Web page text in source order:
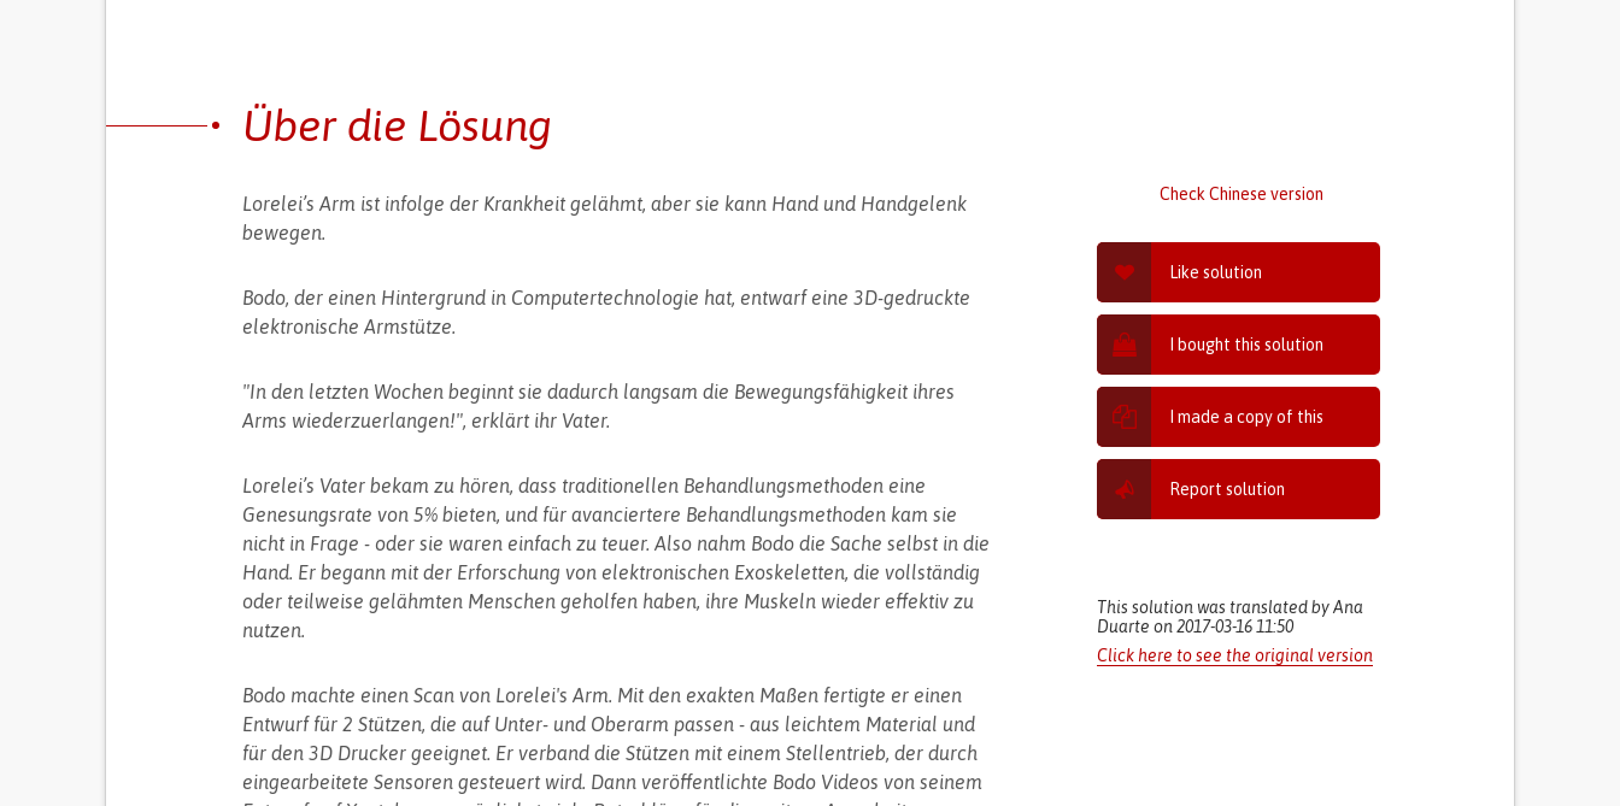
Check Chinese version
Like solution
I bought this solution
I made a copy of this
Report solution
This solution was translated by Ana
Duarte on 2017-03-16 11:50
Click here to see the original version
Über die Lösung
Lorelei’s Arm ist infolge der Krankheit gelähmt, aber sie kann Hand und Handgelenk
bewegen.
Bodo, der einen Hintergrund in Computertechnologie hat, entwarf eine 3D-gedruckte
elektronische Armstütze.
"In den letzten Wochen beginnt sie dadurch langsam die Bewegungsfähigkeit ihres
Arms wiederzuerlangen!", erklärt ihr Vater.
Lorelei’s Vater bekam zu hören, dass traditionellen Behandlungsmethoden eine
Genesungsrate von 5% bieten, und für avanciertere Behandlungsmethoden kam sie
nicht in Frage - oder sie waren einfach zu teuer. Also nahm Bodo die Sache selbst in die
Hand. Er begann mit der Erforschung von elektronischen Exoskeletten, die vollständig
oder teilweise gelähmten Menschen geholfen haben, ihre Muskeln wieder effektiv zu
nutzen.
Bodo machte einen Scan von Lorelei's Arm. Mit den exakten Maßen fertigte er einen
Entwurf für 2 Stützen, die auf Unter- und Oberarm passen - aus leichtem Material und
für den 3D Drucker geeignet. Er verband die Stützen mit einem Stellentrieb, der durch
eingearbeitete Sensoren gesteuert wird. Dann veröffentlichte Bodo Videos von seinem